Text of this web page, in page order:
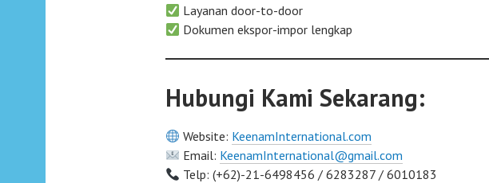
Layanan door-to-door
Dokumen ekspor-impor lengkap
Hubungi Kami Sekarang:
Website: KeenamInternational.com
Email: KeenamInternational@gmail.com
Telp: (+62)-21-6498456 / 6283287 / 6010183